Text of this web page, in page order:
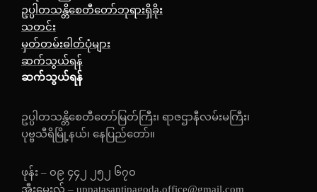
ဥပ္ပါတသန္တိစေတီတော်ဘုရားရှိခိုး
သတင်း
မှတ်တမ်းဓါတ်ပုံများ
ဆက်သွယ်ရန်
ဆက်သွယ်ရန်
ဥပ္ပါတသန္တိစေတီတော်မြတ်ကြီး၊ ရာဇဌာနီလမ်းမကြီး၊
ပုဗ္ဗသီရိမြို့နယ်၊ နေပြည်တော်။
ဖုန်း – ၀၉ ၄၄၂ ၂၅၂ ၆၇၀
အီးမေးလ် – uppatasantipagoda.office@gmail.com